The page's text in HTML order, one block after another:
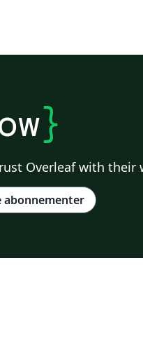
}
Overleaf with their
abonnementer